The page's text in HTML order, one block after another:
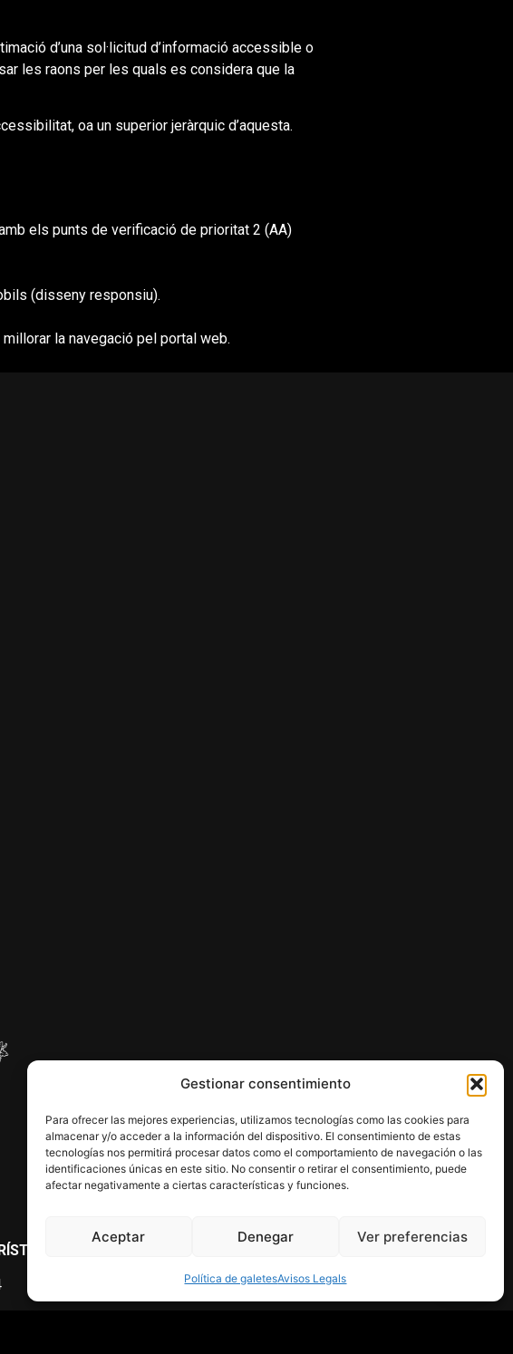
Gestionar consentimiento
Para ofrecer las mejores experiencias, utilizamos tecnologías como las cookies para
almacenar y/o acceder a la información del dispositivo. El consentimiento de estas
tecnologías nos permitirá procesar datos como el comportamiento de navegación o las
identificaciones únicas en este sitio. No consentir o retirar el consentimiento, puede
afectar negativamente a ciertas características y funciones.
Aceptar Denegar Ver preferencias
Política de galetesAvisos Legals
d’una sol·licitud d’informació accessible o
les raons per les quals es considera que la
oa un superior jeràrquic d’aquesta.
els punts de verificació de prioritat 2 (AA)
(disseny responsiu).
la navegació pel portal web.